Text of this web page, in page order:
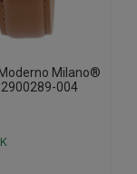
Milano®
004